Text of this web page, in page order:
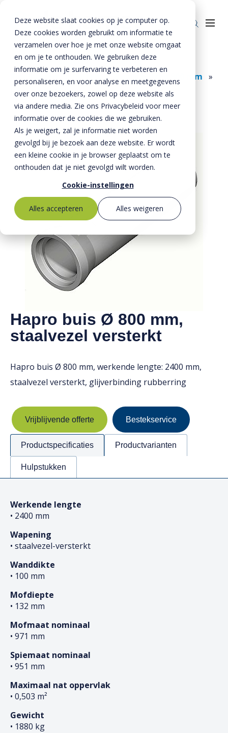
Deze website slaat cookies op je computer op.
Deze cookies worden gebruikt om informatie te
verzamelen over hoe je met onze website omgaat
en om je te onthouden. We gebruiken deze
informatie om je surfervaring te verbeteren en
personaliseren, en voor analyse en meetgegevens
over onze bezoekers, zowel op deze website als
via andere media. Zie ons Privacybeleid voor meer
informatie over de cookies die we gebruiken.
Als je weigert, zal je informatie niet worden
gevolgd bij je bezoek aan deze website. Er wordt
een kleine cookie in je browser geplaatst om te
onthouden dat je niet gevolgd wilt worden.
Cookie-instellingen
Alles accepteren
Alles weigeren
Bestekservice
Downloads
Werken bij
Producten
Riolering
Bestrating
Oplossingen
BTE Groep
Onze verhalen
Over ons
MVO
Kernwaarden
Mission statement
Toeslagen
HVO toeslag
Home »Producten » Riolering »
Rioolbuizen
» » Hapro buizen 800 mm »
Hapro buis 800 mm staalvezel versterkt
Hapro buis Ø 800 mm,
staalvezel versterkt
Hapro buis Ø 800 mm, werkende lengte: 2400 mm,
staalvezel versterkt, glijverbinding rubberring
Vrijblijvende offerte Bestekservice
Productspecificaties Productvarianten
Hulpstukken
Werkende lengte
• 2400 mm
Wapening
• staalvezel-versterkt
Wanddikte
• 100 mm
Mofdiepte
• 132 mm
Mofmaat nominaal
• 971 mm
Spiemaat nominaal
• 951 mm
Maximaal nat oppervlak
• 0,503 m²
Gewicht
• 1880 kg